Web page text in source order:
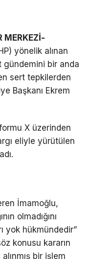
MERKEZİ-
yönelik alınan
gündemini bir anda
sert tepkilerden
Başkanı Ekrem
X üzerinden
eliyle yürütülen
İmamoğlu,
olmadığını
yok hükmündedir”
konusu kararın
bir işlem